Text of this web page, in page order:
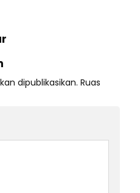
dipublikasikan. Ruas